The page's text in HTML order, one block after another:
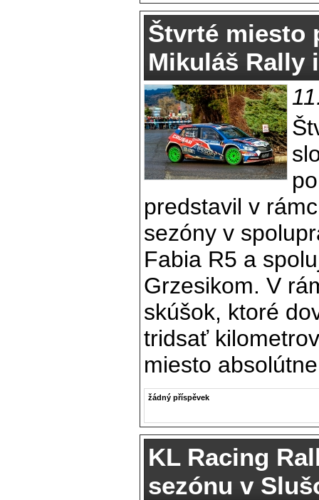
Štvrté miesto
Mikuláš Rally
predstavil v
sezóny v
Fabia R5 a
Grzesikom. V
skúšok, ktoré
tridsať
miesto
žádný příspěvek
KL Racing
sezónu v